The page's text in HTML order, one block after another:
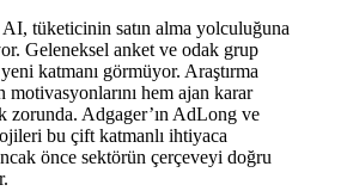
tüketicinin satın alma yolculuğuna
Geleneksel anket ve odak grup
katmanı görmüyor. Araştırma
motivasyonlarını hem ajan karar
zorunda. Adgager’ın AdLong ve
bu çift katmanlı ihtiyaca
önce sektörün çerçeveyi doğru